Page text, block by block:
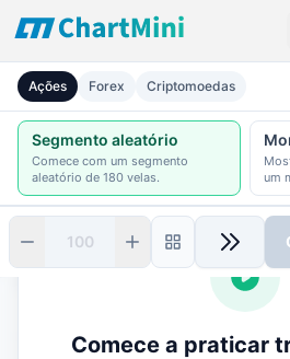
Paper Trading Grátis — Pratique
Ações Forex Criptomoedas
Segmento aleatório
Comece com um segmento
aleatório de 180 velas.
um
Comece a praticar